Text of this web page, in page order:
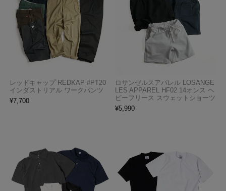
レッドキャップ REDKAP #PT20
インダストリアル ワークパンツ
¥7,700
ロサンゼルスアパレル LOSANGE
LES APPAREL HF02 14オンス ヘ
ビーフリース スウェットショーツ
¥5,990